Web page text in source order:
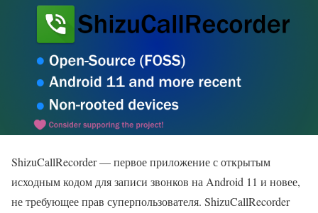
ShizuCallRecorder — первое приложение с открытым
исходным кодом для записи звонков на Android 11 и новее,
не требующее прав суперпользователя. ShizuCallRecorder